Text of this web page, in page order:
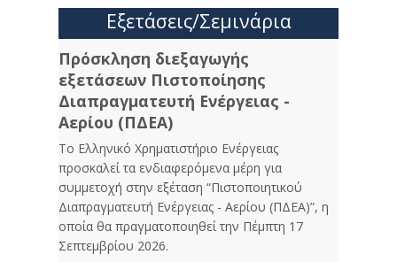
Εξετάσεις/Σεμινάρια
Πρόσκληση διεξαγωγής
εξετάσεων Πιστοποίησης
Διαπραγματευτή Ενέργειας -
Αερίου (ΠΔΕΑ)
Το Ελληνικό Χρηματιστήριο Ενέργειας
προσκαλεί τα ενδιαφερόμενα μέρη για
συμμετοχή στην εξέταση “Πιστοποιητικού
Διαπραγματευτή Ενέργειας - Αερίου (ΠΔΕΑ)”, η
οποία θα πραγματοποιηθεί την Πέμπτη 17
Σεπτεμβρίου 2026.